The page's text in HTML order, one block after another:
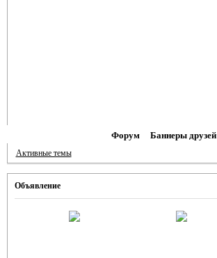
Форум Баннеры друзей
Активные темы
Объявление